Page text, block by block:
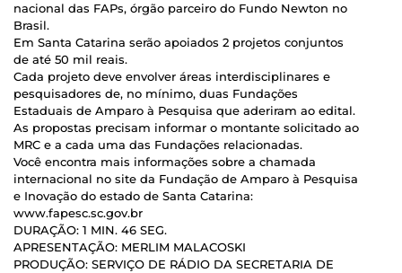
nacional das FAPs, órgão parceiro do Fundo Newton no
Brasil.
Em Santa Catarina serão apoiados 2 projetos conjuntos
de até 50 mil reais.
Cada projeto deve envolver áreas interdisciplinares e
pesquisadores de, no mínimo, duas Fundações
Estaduais de Amparo à Pesquisa que aderiram ao edital.
As propostas precisam informar o montante solicitado ao
MRC e a cada uma das Fundações relacionadas.
Você encontra mais informações sobre a chamada
internacional no site da Fundação de Amparo à Pesquisa
e Inovação do estado de Santa Catarina:
www.fapesc.sc.gov.br
DURAÇÃO: 1 MIN. 46 SEG.
APRESENTAÇÃO: MERLIM MALACOSKI
PRODUÇÃO: SERVIÇO DE RÁDIO DA SECRETARIA DE